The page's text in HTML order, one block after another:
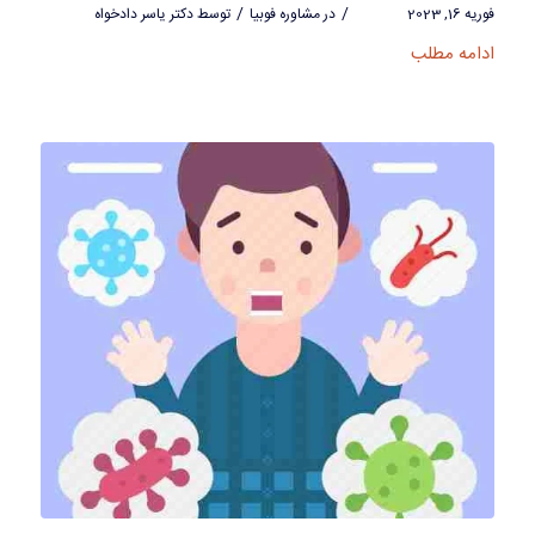
فوریه 16, 2023 / درمشاوره فوبیا / توسطدکتر یاسر دادخواه
ادامه مطلب